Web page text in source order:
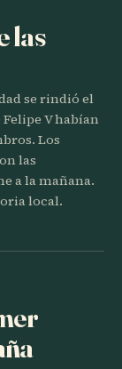
las
se rindió el
Felipe V habían
Los
las
a la mañana.
local.